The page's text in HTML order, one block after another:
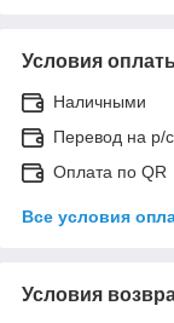
Условия
Наличными
Перевод на р/
Оплата по QR
Все условия
Условия